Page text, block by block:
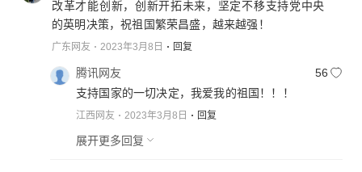
改革才能创新，创新开拓未来，坚定不移支持党中央
的英明决策，祝祖国繁荣昌盛，越来越强！
广东网友 2023年3月8日 回复
腾讯网友
56
支持国家的一切决定，我爱我的祖国！！！
江西网友 2023年3月8日 回复
展开更多回复